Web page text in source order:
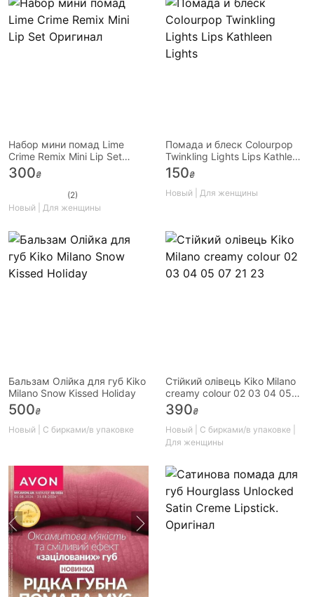
Набор мини помад Lime
Crime Remix Mini Lip Set
Оригинал
300₴
(2)
Новый | Для женщины
Помада и блеск Colourpop
Twinkling Lights Lips Kathleen
Lights
150₴
Новый | Для женщины
Бальзам Олійка для губ Kiko
Milano Snow Kissed Holiday
500₴
Новый | С бирками/в упаковке
Стійкий олівець Kiko Milano
creamy colour 02 03 04 05
07 21 23
390₴
Новый | С бирками/в упаковке |
Для женщины